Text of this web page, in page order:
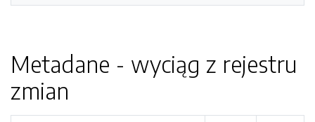
Metadane - wyciąg z rejestru
zmian